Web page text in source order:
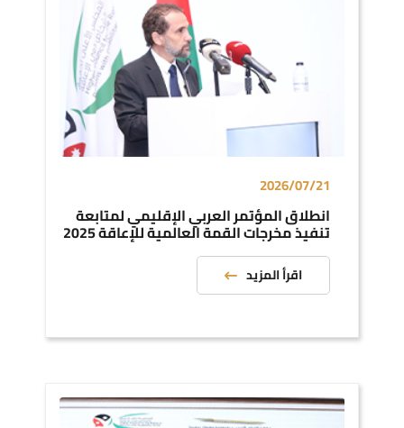
2026/07/21
انطلاق المؤتمر العربي الإقليمي لمتابعة
تنفيذ مخرجات القمة العالمية للإعاقة 2025
اقرأ المزيد